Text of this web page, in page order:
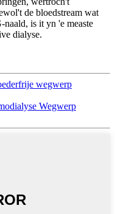
de bloedstream wat
is it yn 'e measte
dialyse.
wegwerp
Wegwerp